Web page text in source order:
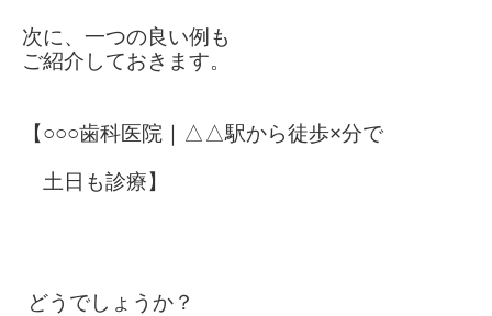
次に、一つの良い例も
ご紹介しておきます。
【○○○歯科医院｜△△駅から徒歩×分で
土日も診療】
どうでしょうか？